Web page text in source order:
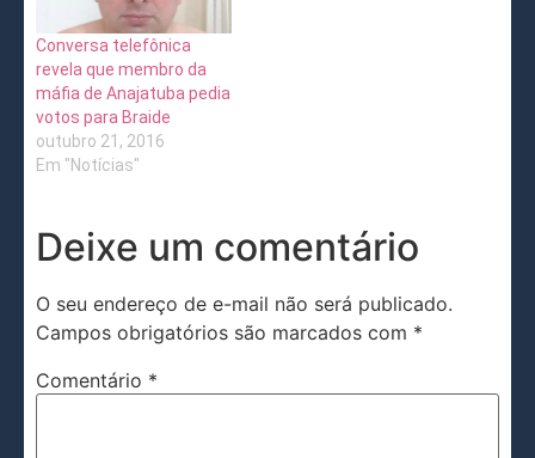
Conversa telefônica
revela que membro da
máfia de Anajatuba pedia
votos para Braide
outubro 21, 2016
Em "Notícias"
Deixe um comentário
O seu endereço de e-mail não será publicado.
Campos obrigatórios são marcados com *
Comentário *